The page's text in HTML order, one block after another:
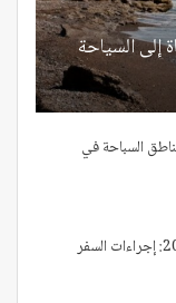
إلى السياحة
السباحة في
متطلبات الدخول إلى سوريا 2025: إجراءات السفر